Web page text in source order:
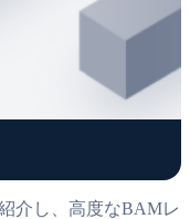
介し、高度なBAMレ